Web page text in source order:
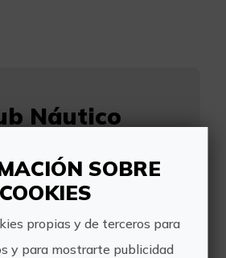
Náutico
SOBRE
COOKIES
propias y de terceros para
y para mostrarte publicidad